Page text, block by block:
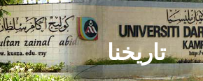
تاريخنا